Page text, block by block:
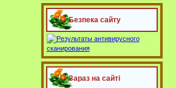
Безпека сайту
Зараз на сайті